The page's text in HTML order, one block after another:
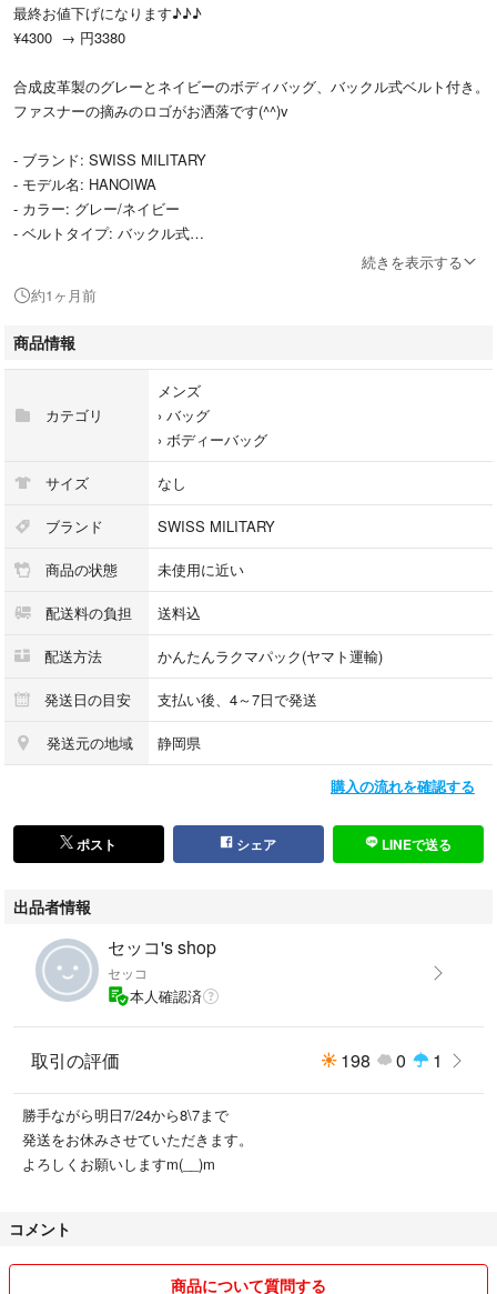
最終お値下げになります♪♪♪
¥4300 → 円3380
合成皮革製のグレーとネイビーのボディバッグ、バックル式ベルト付き。
ファスナーの摘みのロゴがお洒落です(^^)v
- ブランド: SWISS MILITARY
- モデル名: HANOIWA
- カラー: グレー/ネイビー
- ベルトタイプ: バックル式
画像のアイテムは、SWISS MILITARY HANOWA（スイスミリタリー ハノ
ワ）のロゴパッチが付いた、レザー調のウエストバッグ（ボディバッグ）
です。
ブランド: SWISS MILITARY HANOWA（パッチに記載）
タイプ: ウエストポーチ / ボディバッグ
デザイン: 複数のジッパーポケットを備えた機能的なデザインで、ヴィン
テージ感のあるシボ加工が施された素材が特徴です。
色: グレーまたはライトブルー系のニュアンスカラー
このブランドは時計で有名ですが、ライフスタイルアイテムとしてバッグ
なども展開しています。画像のモデルは現在、多い希少なタイプのようで
す。
サイズ ファスナー部 約36cm
続きを表示する
約1ヶ月前
商品情報
カテゴリ
メンズ
› バッグ
› ボディーバッグ
サイズ なし
ブランド SWISS MILITARY
商品の状態 未使用に近い
配送料の負担 送料込
配送方法 かんたんラクマパック(ヤマト運輸)
発送日の目安 支払い後、4～7日で発送
発送元の地域 静岡県
購入の流れを確認する
ポスト シェア LINEで送る
出品者情報
セッコ's shop
セッコ
本人確認済
取引の評価 198 0 1
勝手ながら明日7/24から8\7まで
発送をお休みさせていただきます。
よろしくお願いしますm(__)m
コメント
商品について質問する